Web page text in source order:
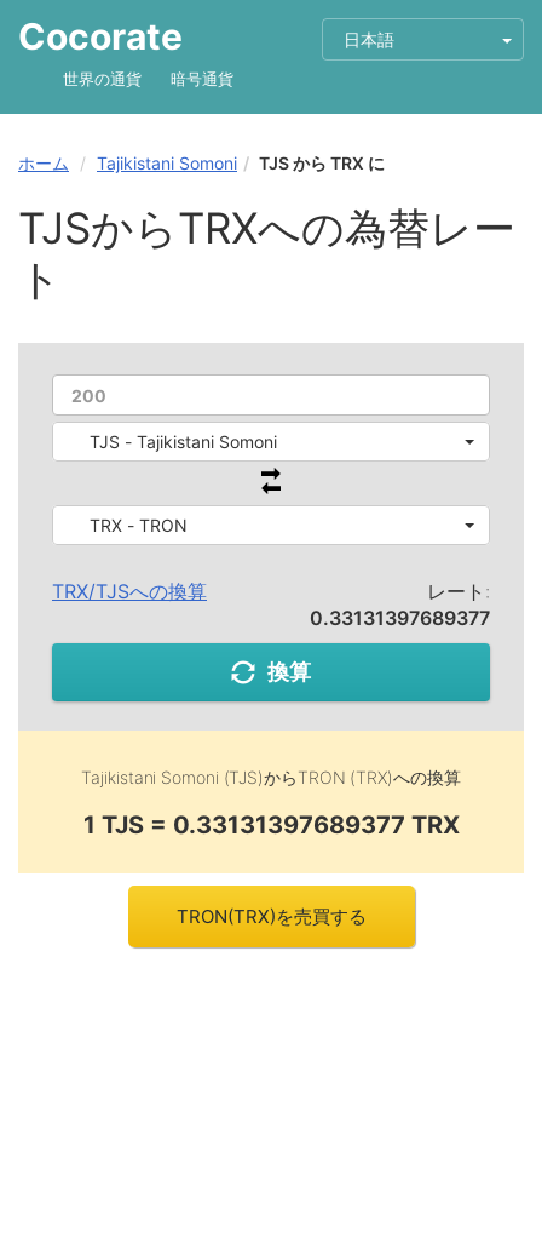
Cocorate 日本語
世界の通貨 暗号通貨
ホーム Tajikistani Somoni TJS から TRX に
TJSからTRXへの為替レー
ト
TJS - Tajikistani Somoni
TRX - TRON
TRX/TJSへの換算
レート:
0.33131397689377
換算
Tajikistani Somoni (TJS)からTRON (TRX)への換算
1 TJS = 0.33131397689377 TRX
TRON(TRX)を売買する